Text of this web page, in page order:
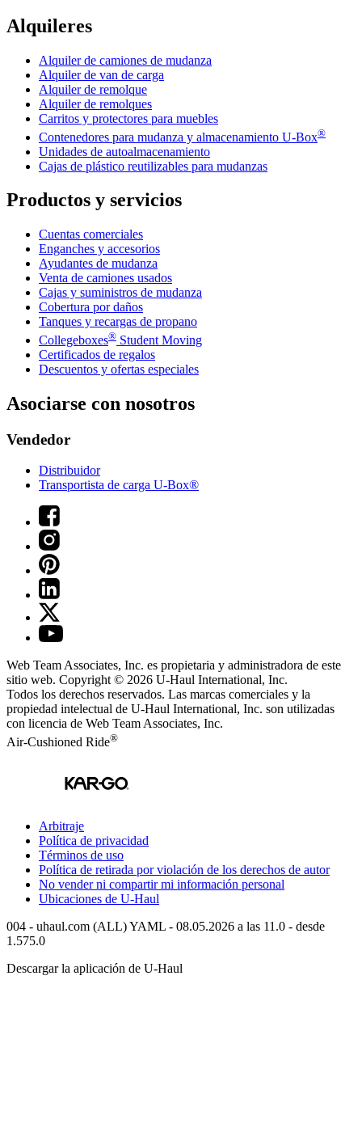
Alquileres
Alquiler de camiones de mudanza
Alquiler de van de carga
Alquiler de remolque
Alquiler de remolques
Carritos y protectores para muebles
Contenedores para mudanza y almacenamiento U-Box®
Unidades de autoalmacenamiento
Cajas de plástico reutilizables para mudanzas
Productos y servicios
Cuentas comerciales
Enganches y accesorios
Ayudantes de mudanza
Venta de camiones usados
Cajas y suministros de mudanza
Cobertura por daños
Tanques y recargas de propano
Collegeboxes® Student Moving
Certificados de regalos
Descuentos y ofertas especiales
Asociarse con nosotros
Vendedor
Distribuidor
Transportista de carga U-Box®
Web Team Associates, Inc. es propietaria y administradora de este
sitio web. Copyright © 2026 U-Haul International, Inc.
Todos los derechos reservados. Las marcas comerciales y la
propiedad intelectual de U-Haul International, Inc. son utilizadas
con licencia de Web Team Associates, Inc.
Air-Cushioned Ride®
Arbitraje
Política de privacidad
Términos de uso
Política de retirada por violación de los derechos de autor
No vender ni compartir mi información personal
Ubicaciones de U-Haul
004 - uhaul.com (ALL) YAML - 08.05.2026 a las 11.0 - desde
1.575.0
Descargar la aplicación de U-Haul